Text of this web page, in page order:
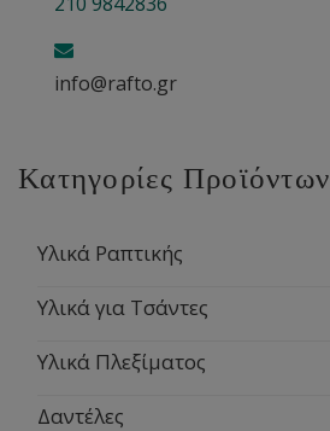
info@rafto.gr
Κατηγορίες Προϊόντων
Υλικά Ραπτικής
Υλικά για Τσάντες
Υλικά Πλεξίματος
Δαντέλες